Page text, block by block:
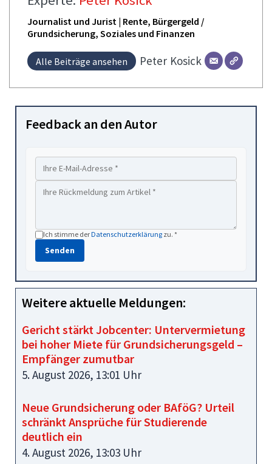
Journalist und Jurist | Rente, Bürgergeld /
Grundsicherung, Soziales und Finanzen
Alle Beiträge ansehen Peter Kosick
Feedback an den Autor
Ich stimme derDatenschutzerklärung zu. *
Senden
Weitere aktuelle Meldungen:
Gericht stärkt Jobcenter: Untervermietung
bei hoher Miete für Grundsicherungsgeld –
Empfänger zumutbar
5. August 2026, 13:01 Uhr
Neue Grundsicherung oder BAföG? Urteil
schränkt Ansprüche für Studierende
deutlich ein
4. August 2026, 13:03 Uhr